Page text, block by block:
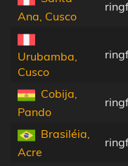
Ana, Cusco
Urubamba,
Cusco
Cobija,
Pando
Brasiléia,
Acre